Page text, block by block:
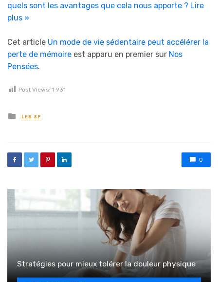
quels sont les avantages que cela nous apporte ? Lire
plus »
Cet article Un mode de vie sédentaire peut accélérer la
perte de mémoire est apparu en premier sur Nos
Pensées.
Post Views: 1 931
Posted in
LES 3P
0
Stratégies pour mieux tolérer la douleur physique